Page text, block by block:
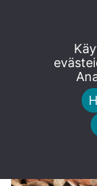
suoraan
juhla